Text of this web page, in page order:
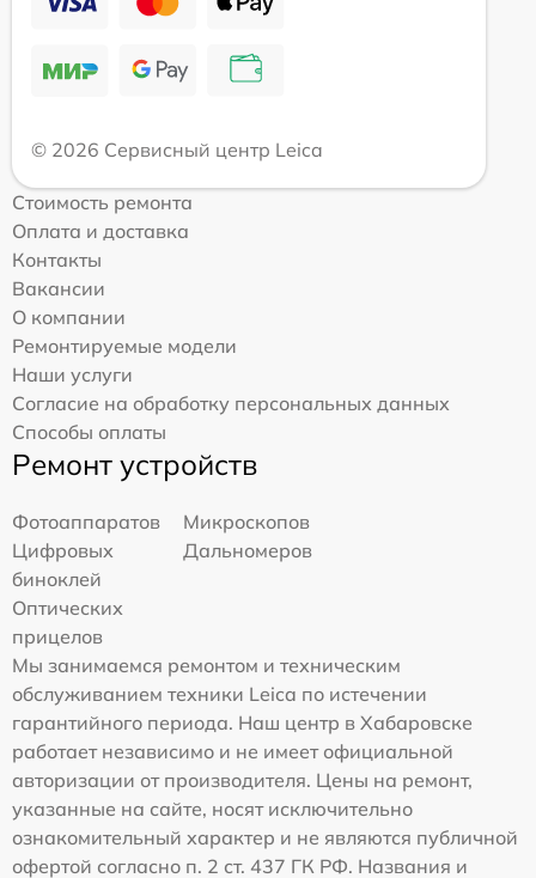
© 2026 Сервисный центр Leica
Стоимость ремонта
Оплата и доставка
Контакты
Вакансии
О компании
Ремонтируемые модели
Наши услуги
Согласие на обработку персональных данных
Способы оплаты
Ремонт устройств
Фотоаппаратов
Микроскопов
Цифровых
биноклей
Дальномеров
Оптических
прицелов
Мы занимаемся ремонтом и техническим
обслуживанием техники Leica по истечении
гарантийного периода. Наш центр в Хабаровске
работает независимо и не имеет официальной
авторизации от производителя. Цены на ремонт,
указанные на сайте, носят исключительно
ознакомительный характер и не являются публичной
офертой согласно п. 2 ст. 437 ГК РФ. Названия и